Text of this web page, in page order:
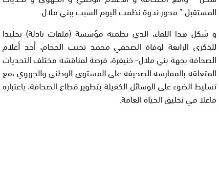
المستقبل ” محور ندوة نظمت اليوم السبت ببني ملال.
و شكل هذا اللقاء، الذي نظمته مؤسسة (ملفات تادلة) تخليدا
للذكرى الرابعة لوفاة الصحفي محمد نجيب الحجام، أحد أعلام
الصحافة بجهة بني ملال- خنيفرة، فرصة لمناقشة مختلف التحديات
المتعلقة بالممارسة الصحيفة على المستوى الوطني والجهوي ،مع
تسليط الضوء على الوسائل الكفيلة بتطوير قطاع الصحافة، باعتباره
فاعلا في تخليق الحياة العامة.